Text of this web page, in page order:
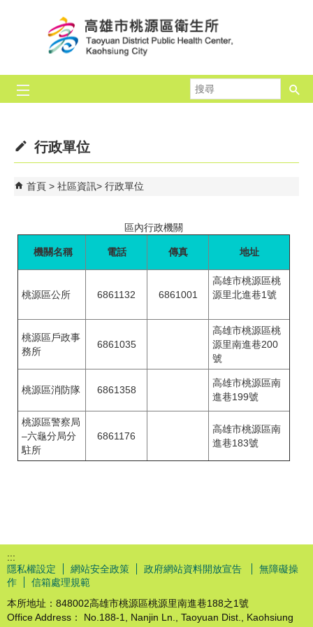
尋
行政單位
首頁 社區資訊 行政單位
區內行政機關
機關名稱 電話 傳真 地址
桃源區公所 6861132 6861001
高雄市桃源區桃
源里北進巷1號
桃源區戶政事
務所
6861035
高雄市桃源區桃
源里南進巷200
號
桃源區消防隊 6861358
高雄市桃源區南
進巷199號
桃源區警察局
–六龜分局分
駐所
6861176
高雄市桃源區南
進巷183號
:::
隱私權設定
網站安全政策 政府網站資料開放宣告
無障礙操
作
信箱處理規範
本所地址：848002高雄市桃源區桃源里南進巷188之1號
Office Address： No.188-1, Nanjin Ln., Taoyuan Dist., Kaohsiung